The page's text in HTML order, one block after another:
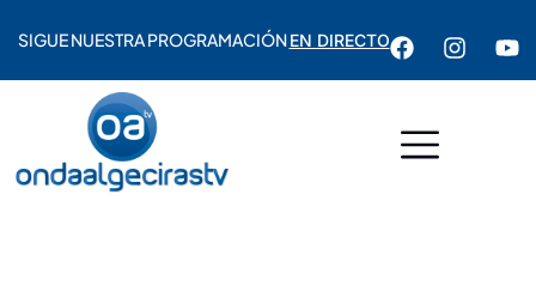
SIGUE NUESTRA PROGRAMACIÓNEN DIRECTO